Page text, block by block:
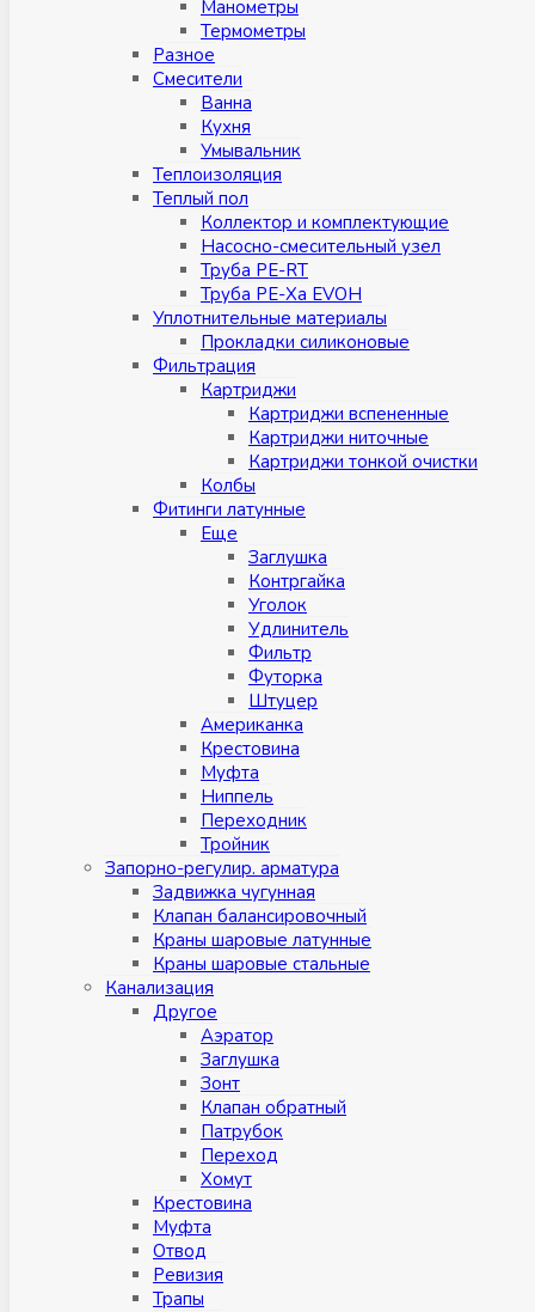
Манометры
Термометры
Разное
Смесители
Ванна
Кухня
Умывальник
Теплоизоляция
Теплый пол
Коллектор и комплектующие
Насосно-смесительный узел
Труба PE-RT
Труба PE-Xa EVOH
Уплотнительные материалы
Прокладки силиконовые
Фильтрация
Картриджи
Картриджи вспененные
Картриджи ниточные
Картриджи тонкой очистки
Колбы
Фитинги латунные
Eщe
Заглушка
Контргайка
Уголок
Удлинитель
Фильтр
Футорка
Штуцер
Американка
Крестовина
Муфта
Ниппель
Переходник
Тройник
Запорно-регулир. арматура
Задвижка чугунная
Клапан балансировочный
Краны шаровые латунные
Краны шаровые стальные
Канализация
Другое
Аэратор
Заглушкa
Зонт
Клапан обратный
Патрубок
Переход
Хомут
Крестовина
Муфтa
Отвод
Ревизия
Трапы